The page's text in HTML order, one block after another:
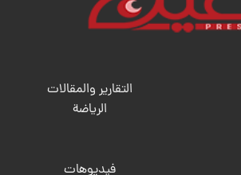
التقارير والمقالات
الریاضة
فيديوهات